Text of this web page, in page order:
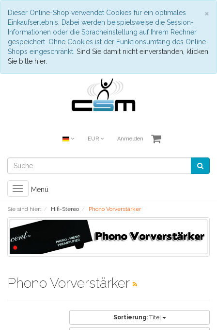
×
Dieser Online-Shop verwendet Cookies für ein optimales
Einkaufserlebnis. Dabei werden beispielsweise die Session-
Informationen oder die Spracheinstellung auf Ihrem Rechner
gespeichert. Ohne Cookies ist der Funktionsumfang des Online-
Shops eingeschränkt. Sind Sie damit nicht einverstanden, klicken
Sie bitte hier.
EUR Anmelden
Toggle
navigation
Menü
Sie sind hier: Hifi-Stereo Phono Vorverstärker
Phono Vorverstärker
Sortierung: Titel